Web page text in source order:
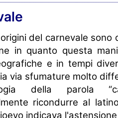
del carnevale sono
in quanto questa
e in tempi
via sfumature molto
della parola
ricondurre al
indicava